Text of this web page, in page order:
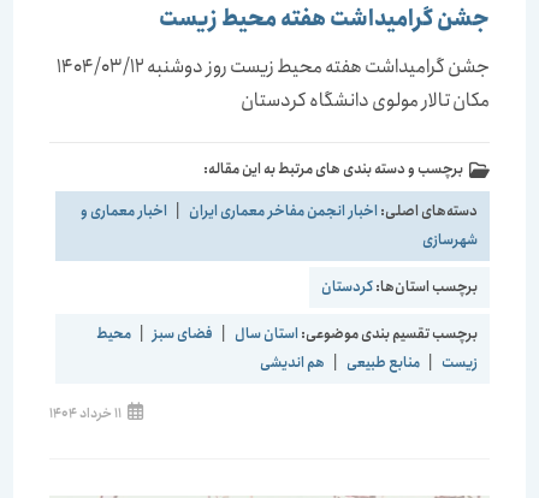
جشن گرامیداشت هفته محیط زیست
جشن گرامیداشت هفته محیط زیست روز دوشنبه 1404/03/12
مکان تالار مولوی دانشگاه کردستان
برچسب و دسته بندی های مرتبط به این مقاله:
دسته‌های اصلی:اخبار انجمن مفاخر معماری ایران |
اخبار معماری و
شهرسازی
برچسب استان‌ها:کردستان
برچسب تقسیم بندی موضوعی:استان سال | فضای سبز |
محیط
زیست | منابع طبیعی | هم اندیشی
نوشته
منتشر
11 خرداد 1404